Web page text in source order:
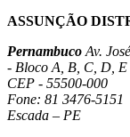
ASSUNÇÃO
Pernambuco Av.
- Bloco A, B, C, D,
CEP - 55500-000
Fone: 81 3476-5151
Escada – PE